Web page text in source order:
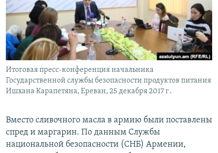
Հայերեն
English
Русский
Все сайты Радио Азатутюн
Итоговая пресс-конференция начальника
Государственной службы безопасности продуктов питания
Ишхана Карапетяна, Ереван, 25 декабря 2017 г․
Вместо сливочного масла в армию были поставлены
спред и маргарин. По данным Службы
национальной безопасности (СНБ) Армении,